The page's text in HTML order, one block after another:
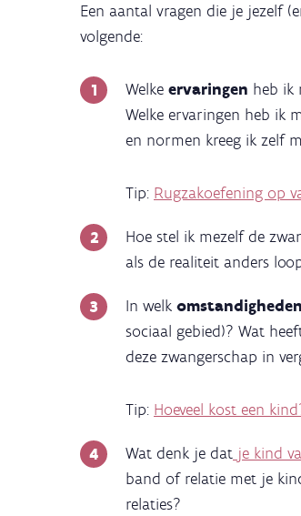
Een aantal vragen die je jezelf
volgende:
Welke ervaringen heb ik
Welke ervaringen heb ik
en normen kreeg ik zelf
Tip: Rugzakoefening op
Hoe stel ik mezelf de
als de realiteit anders
In welk omstandigheden
sociaal gebied)? Wat
deze zwangerschap in
Tip: Hoeveel kost een
Wat denk je dat je kind
band of relatie met je
relaties?